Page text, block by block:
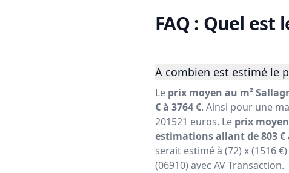
FAQ : Quel est
A combien est estimé le
Le prix moyen au m²
€ à 3764 €. Ainsi pour une
201521 euros. Le prix
estimations allant de 803 €
serait estimé à (72) x (1516
(06910) avec AV Transaction.